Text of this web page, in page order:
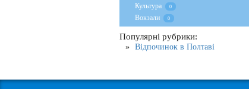
Культура 0
Вокзали 0
Популярні рубрики:
Відпочинок в Полтаві